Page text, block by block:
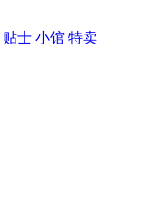
贴士 小馆 特卖